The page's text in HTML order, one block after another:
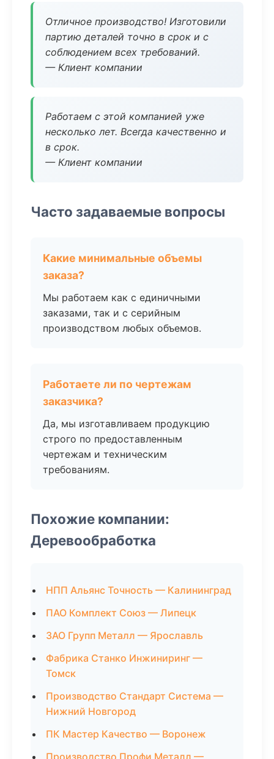
Отличное производство! Изготовили
партию деталей точно в срок и с
соблюдением всех требований.
— Клиент компании
Работаем с этой компанией уже
несколько лет. Всегда качественно и
в срок.
— Клиент компании
Часто задаваемые вопросы
Какие минимальные объемы
заказа?
Мы работаем как с единичными
заказами, так и с серийным
производством любых объемов.
Работаете ли по чертежам
заказчика?
Да, мы изготавливаем продукцию
строго по предоставленным
чертежам и техническим
требованиям.
Похожие компании:
Деревообработка
НПП Альянс Точность — Калининград
ПАО Комплект Союз — Липецк
ЗАО Групп Металл — Ярославль
Фабрика Станко Инжиниринг —
Томск
Производство Стандарт Система —
Нижний Новгород
ПК Мастер Качество — Воронеж
Производство Профи Металл —